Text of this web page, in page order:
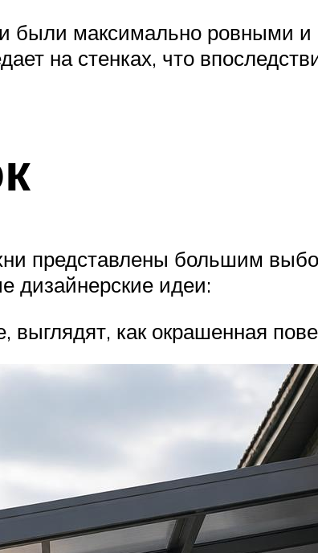
были максимально ровными и
на стенках, что
представлены большим
дизайнерские идеи:
как окрашенная